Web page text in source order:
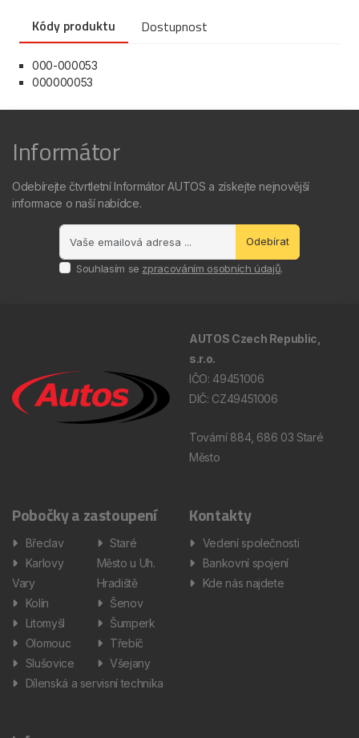
Kódy produktu Dostupnost
000-000053
000000053
Informátor
Odebírejte čtvrtletní Informátor AUTOS a získejte nejnovější
informace o naší nabídce.
Odebírat
Souhlasím se zpracováním osobních údajů.
AUTOS Czech Republic,
s.r.o.
IČO: 49451006
DIČ: CZ49451006
Tovární 884, 686 03 Staré
Město
Pobočky a zastoupení
Břeclav
Karlovy
Vary
Kolín
Litomyšl
Olomouc
Slušovice
Staré
Město u Uh.
Hradiště
Šenov
Šumperk
Třebíč
Všejany
Dílenská a servisní technika
Kontakty
Vedení společnosti
Bankovní spojení
Kde nás najdete